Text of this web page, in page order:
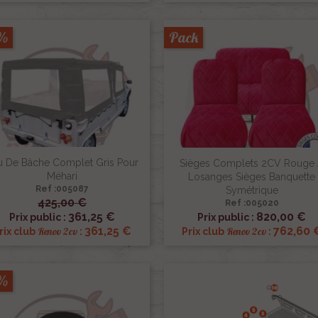
De Bâche Complet Gris Pour
Méhari
Ref :005087
425,00 €
Prix public : 361,25 €
club Renov 2cv : 361,25 €
 Aperçu rapide
Sièges Complets 2CV Rouge
Losanges Sièges Banquette
Symétrique
Ref :005020
Prix public : 820,00 €
Prix club Renov 2cv: 762,60
Pack
 Aperçu rapide